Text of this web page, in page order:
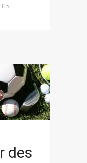
des